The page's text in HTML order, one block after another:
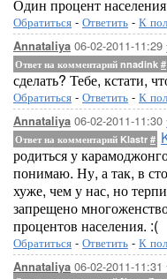
Один процент
Обратиться - Ответить - К
Annataliya 06-02-2011-11:29
Ответ на комментарий nnadink #
сделать? Тебе, кстати,
Обратиться - Ответить - К
Annataliya 06-02-2011-11:30
Ответ на комментарий Klastr #
родиться у
понимаю. Ну, а так, в
хуже, чем у нас, но
запрещено
процентов населения. :(
Обратиться - Ответить - К
Annataliya 06-02-2011-11:31